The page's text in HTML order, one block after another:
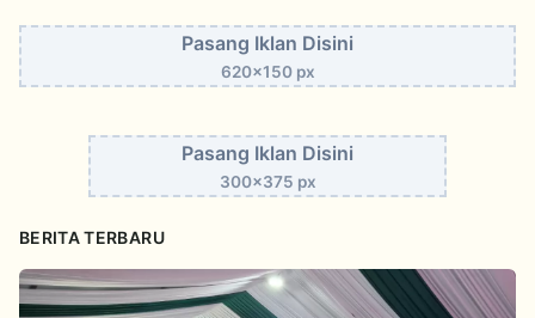
Pasang Iklan Disini
620x150 px
Pasang Iklan Disini
300x375 px
BERITA TERBARU